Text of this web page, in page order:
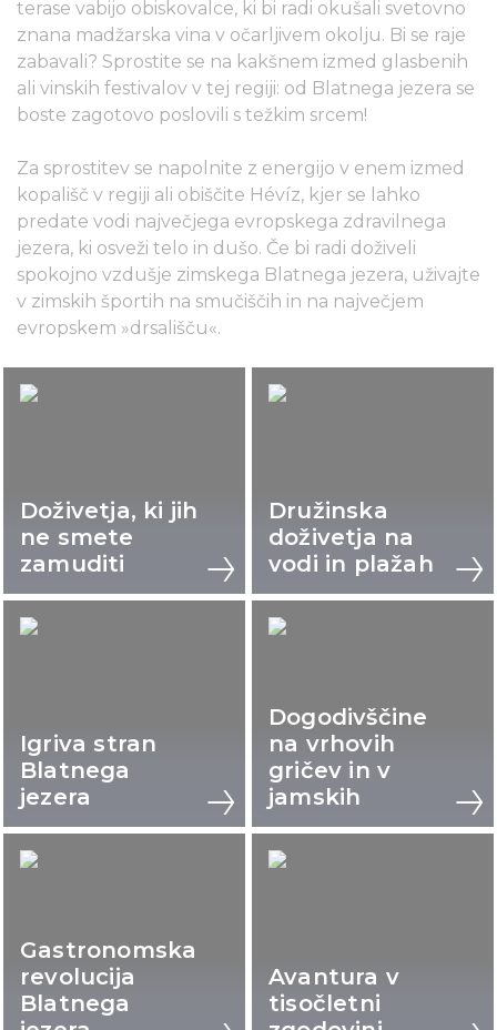
terase vabijo obiskovalce, ki bi radi okušali svetovno
znana madžarska vina v očarljivem okolju. Bi se raje
zabavali? Sprostite se na kakšnem izmed glasbenih
ali vinskih festivalov v tej regiji: od Blatnega jezera se
boste zagotovo poslovili s težkim srcem!
Za sprostitev se napolnite z energijo v enem izmed
kopališč v regiji ali obiščite Hévíz, kjer se lahko
predate vodi največjega evropskega zdravilnega
jezera, ki osveži telo in dušo. Če bi radi doživeli
spokojno vzdušje zimskega Blatnega jezera, uživajte
v zimskih športih na smučiščih in na največjem
evropskem »drsališču«.
Doživetja, ki jih
ne smete
zamuditi
Družinska
doživetja na
vodi in plažah
Igriva stran
Blatnega
jezera
Dogodivščine
na vrhovih
gričev in v
jamskih
Gastronomska
revolucija
Blatnega
Avantura v
tisočletni